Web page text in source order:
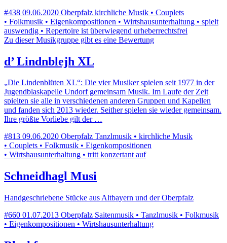
#438 09.06.2020 Oberpfalz kirchliche Musik • Couplets
• Folkmusik • Eigenkompositionen • Wirtshausunterhaltung • spielt
auswendig • Repertoire ist überwiegend urheberrechtsfrei
Zu dieser Musikgruppe gibt es eine Bewertung
d’ Lindnblejh XL
„Die Lindenblüten XL“: Die vier Musiker spielen seit 1977 in der
Jugendblaskapelle Undorf gemeinsam Musik. Im Laufe der Zeit
spielten sie alle in verschiedenen anderen Gruppen und Kapellen
und fanden sich 2013 wieder. Seither spielen sie wieder gemeinsam.
Ihre größte Vorliebe gilt der …
#813 09.06.2020 Oberpfalz Tanzlmusik • kirchliche Musik
• Couplets • Folkmusik • Eigenkompositionen
• Wirtshausunterhaltung • tritt konzertant auf
Schneidhagl Musi
Handgeschriebene Stücke aus Altbayern und der Oberpfalz
#660 01.07.2013 Oberpfalz Saitenmusik • Tanzlmusik • Folkmusik
• Eigenkompositionen • Wirtshausunterhaltung